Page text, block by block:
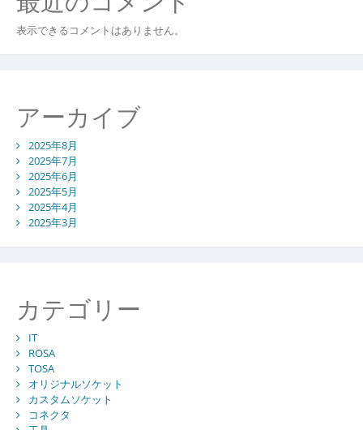
表示できるコメントはありません。
アーカイブ
2025年8月
2025年7月
2025年6月
2025年5月
2025年4月
2025年3月
カテゴリー
IT
ROSA
TOSA
オリジナルソケット
カスタムソケット
コネクタ